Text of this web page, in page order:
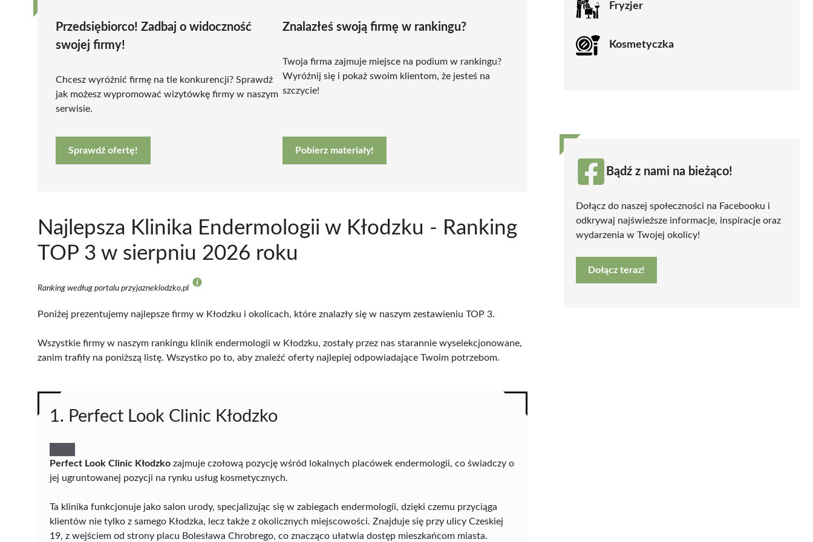
Przedsiębiorco! Zadbaj o widoczność
swojej firmy!
Chcesz wyróżnić firmę na tle konkurencji? Sprawdź
jak możesz wypromować wizytówkę firmy w naszym
serwisie.
Sprawdź ofertę!
Znalazłeś swoją firmę w rankingu?
Twoja firma zajmuje miejsce na podium w rankingu?
Wyróżnij się i pokaż swoim klientom, że jesteś na
szczycie!
Pobierz materiały!
Najlepsza Klinika Endermologii w Kłodzku - Ranking
TOP 3 w sierpniu 2026 roku
Ranking według portalu przyjazneklodzko.pl
Poniżej prezentujemy najlepsze firmy w Kłodzku i okolicach, które znalazły się w naszym zestawieniu TOP 3.
Wszystkie firmy w naszym rankingu klinik endermologii w Kłodzku, zostały przez nas starannie wyselekcjonowane,
zanim trafiły na poniższą listę. Wszystko po to, aby znaleźć oferty najlepiej odpowiadające Twoim potrzebom.
1. Perfect Look Clinic Kłodzko
Perfect Look Clinic Kłodzko zajmuje czołową pozycję wśród lokalnych placówek endermologii, co świadczy o
jej ugruntowanej pozycji na rynku usług kosmetycznych.
Ta klinika funkcjonuje jako salon urody, specjalizując się w zabiegach endermologii, dzięki czemu przyciąga
klientów nie tylko z samego Kłodzka, lecz także z okolicznych miejscowości. Znajduje się przy ulicy Czeskiej
19, z wejściem od strony placu Bolesława Chrobrego, co znacząco ułatwia dostęp mieszkańcom miasta.
Fryzjer
Kosmetyczka
Bądź z nami na bieżąco!
Dołącz do naszej społeczności na Facebooku i
odkrywaj najświeższe informacje, inspiracje oraz
wydarzenia w Twojej okolicy!
Dołącz teraz!